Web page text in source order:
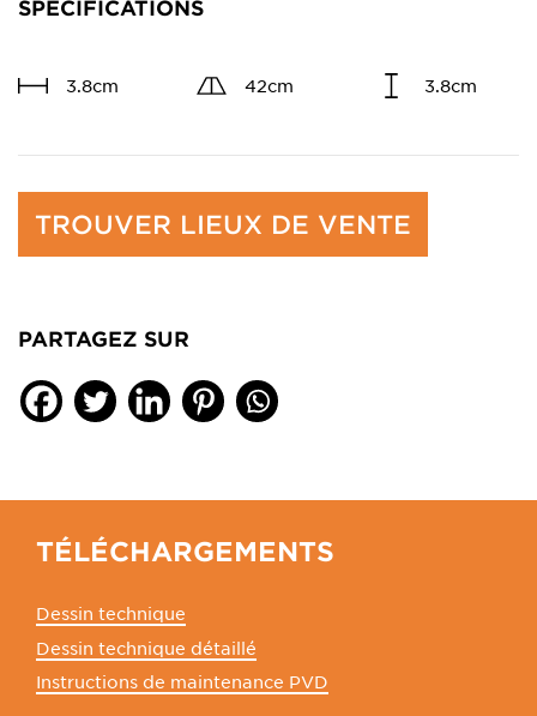
SPÉCIFICATIONS
3.8cm 42cm 3.8cm
TROUVER LIEUX DE VENTE
PARTAGEZ SUR
TÉLÉCHARGEMENTS
Dessin technique
Dessin technique détaillé
Instructions de maintenance PVD